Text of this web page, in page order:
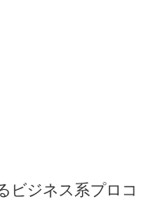
ビジネス系プロコ